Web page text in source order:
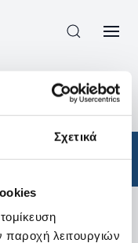
Σχετικά
παροχή λειτουργιών